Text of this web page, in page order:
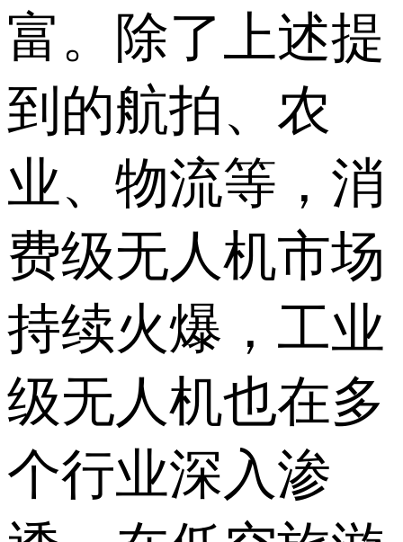
富。除了上述提
到的航拍、农
业、物流等，消
费级无人机市场
持续火爆，工业
级无人机也在多
个行业深入渗